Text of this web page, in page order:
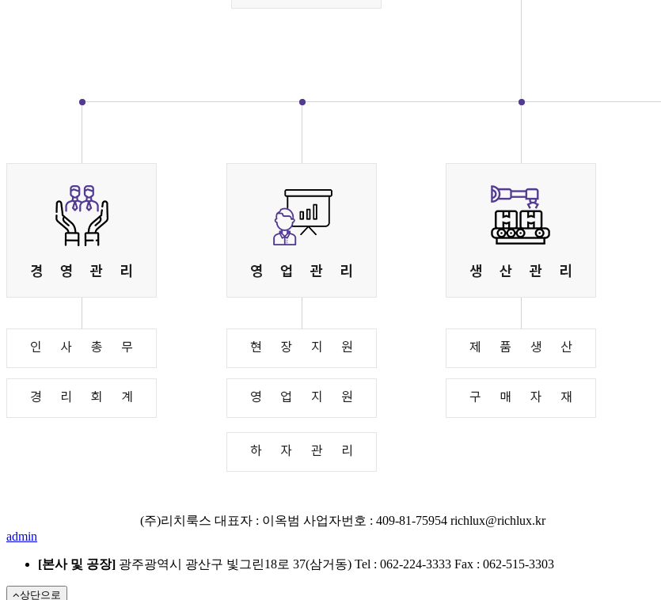
(주)리치룩스 대표자 : 이옥범 사업자번호 : 409-81-75954 richlux@richlux.kr
admin
[본사 및 공장] 광주광역시 광산구 빛그린18로 37(삼거동) Tel : 062-224-3333 Fax : 062-515-3303
상단으로